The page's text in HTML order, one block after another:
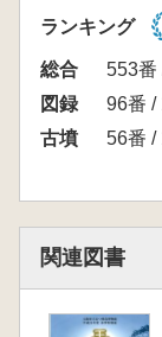
われた宮
すが、近
市生目古
した鹿児
調査が相
九州地域
活動とと
今回の展
ランキング
総合
553番
図録
96番 /
古墳
56番 /
関連図書